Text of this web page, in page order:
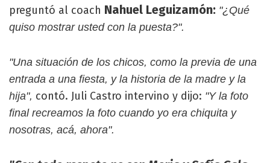
preguntó al coach Nahuel Leguizamón: "¿Qué
quiso mostrar usted con la puesta?".
"Una situación de los chicos, como la previa de una
entrada a una fiesta, y la historia de la madre y la
hija", contó. Juli Castro intervino y dijo: "Y la foto
final recreamos la foto cuando yo era chiquita y
nosotras, acá, ahora".